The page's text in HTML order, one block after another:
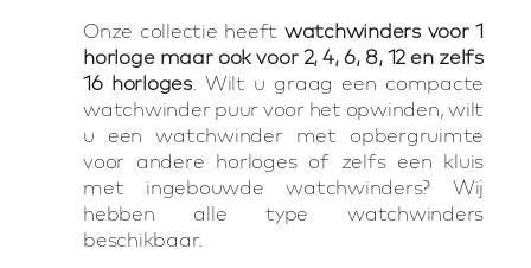
Onze collectie heeft watchwinders voor 1
horloge maar ook voor 2, 4, 6, 8, 12 en zelfs
16 horloges. Wilt u graag een compacte
watchwinder puur voor het opwinden, wilt
u een watchwinder met opbergruimte
voor andere horloges of zelfs een kluis
met ingebouwde watchwinders? Wij
hebben alle type watchwinders
beschikbaar.